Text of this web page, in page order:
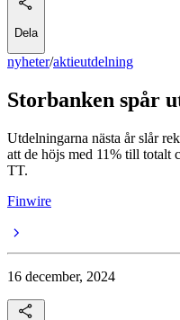
Dela
nyheter/aktieutdelning
Storbanken spår
Utdelningarna nästa år slår
att de höjs med 11% till totalt
TT.
Finwire
16 december, 2024